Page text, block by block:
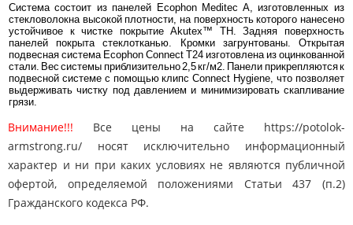
Система состоит из панелей Ecophon Meditec A, изготовленных из
стекловолокна высокой плотности, на поверхность которого нанесено
устойчивое к чистке покрытие Akutex™ TH. Задняя поверхность
панелей покрыта стеклотканью. Кромки загрунтованы. Открытая
подвесная система Ecophon Connect T24 изготовлена из оцинкованной
стали. Вес системы приблизительно 2,5 кг/м2. Панели прикрепляются к
подвесной системе с помощью клипс Connect Hygiene, что позволяет
выдерживать чистку под давлением и минимизировать скапливание
грязи.
Внимание!!! Все цены на сайте https://potolok-
armstrong.ru/ носят исключительно информационный
характер и ни при каких условиях не являются публичной
офертой, определяемой положениями Статьи 437 (п.2)
Гражданского кодекса РФ.